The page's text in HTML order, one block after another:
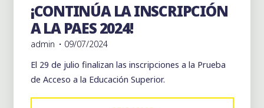
Noticias Vida Escolar
¡CONTINÚA LA INSCRIPCIÓN
A LA PAES 2024!
admin
09/07/2024
El 29 de julio finalizan las inscripciones a la Prueba
de Acceso a la Educación Superior.